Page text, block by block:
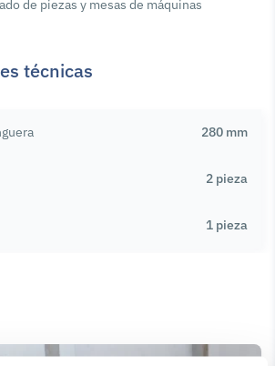
de piezas y mesas de máquinas
técnicas
280 mm
2 pieza
1 pieza